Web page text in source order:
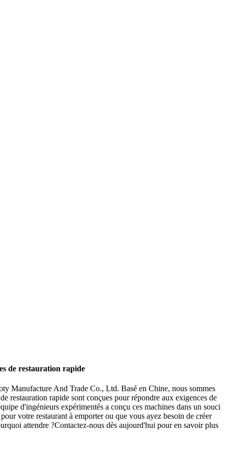
de restauration rapide
Manufacture And Trade Co., Ltd. Basé en Chine, nous sommes
restauration rapide sont conçues pour répondre aux exigences de
d'ingénieurs expérimentés a conçu ces machines dans un souci
votre restaurant à emporter ou que vous ayez besoin de créer
attendre ?Contactez-nous dès aujourd'hui pour en savoir plus